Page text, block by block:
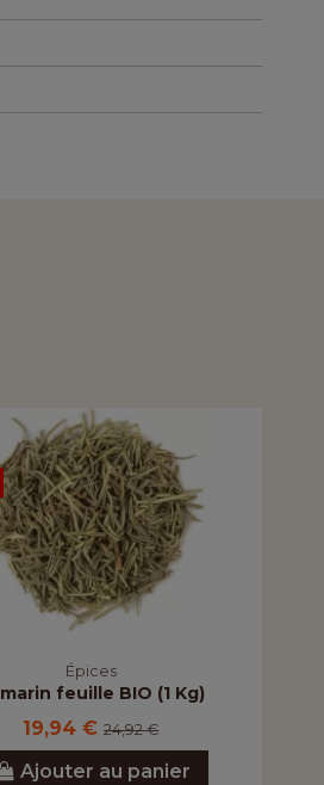
Épices
feuille BIO (1 Kg)
19,94 €24,92 €
Ajouter au panier